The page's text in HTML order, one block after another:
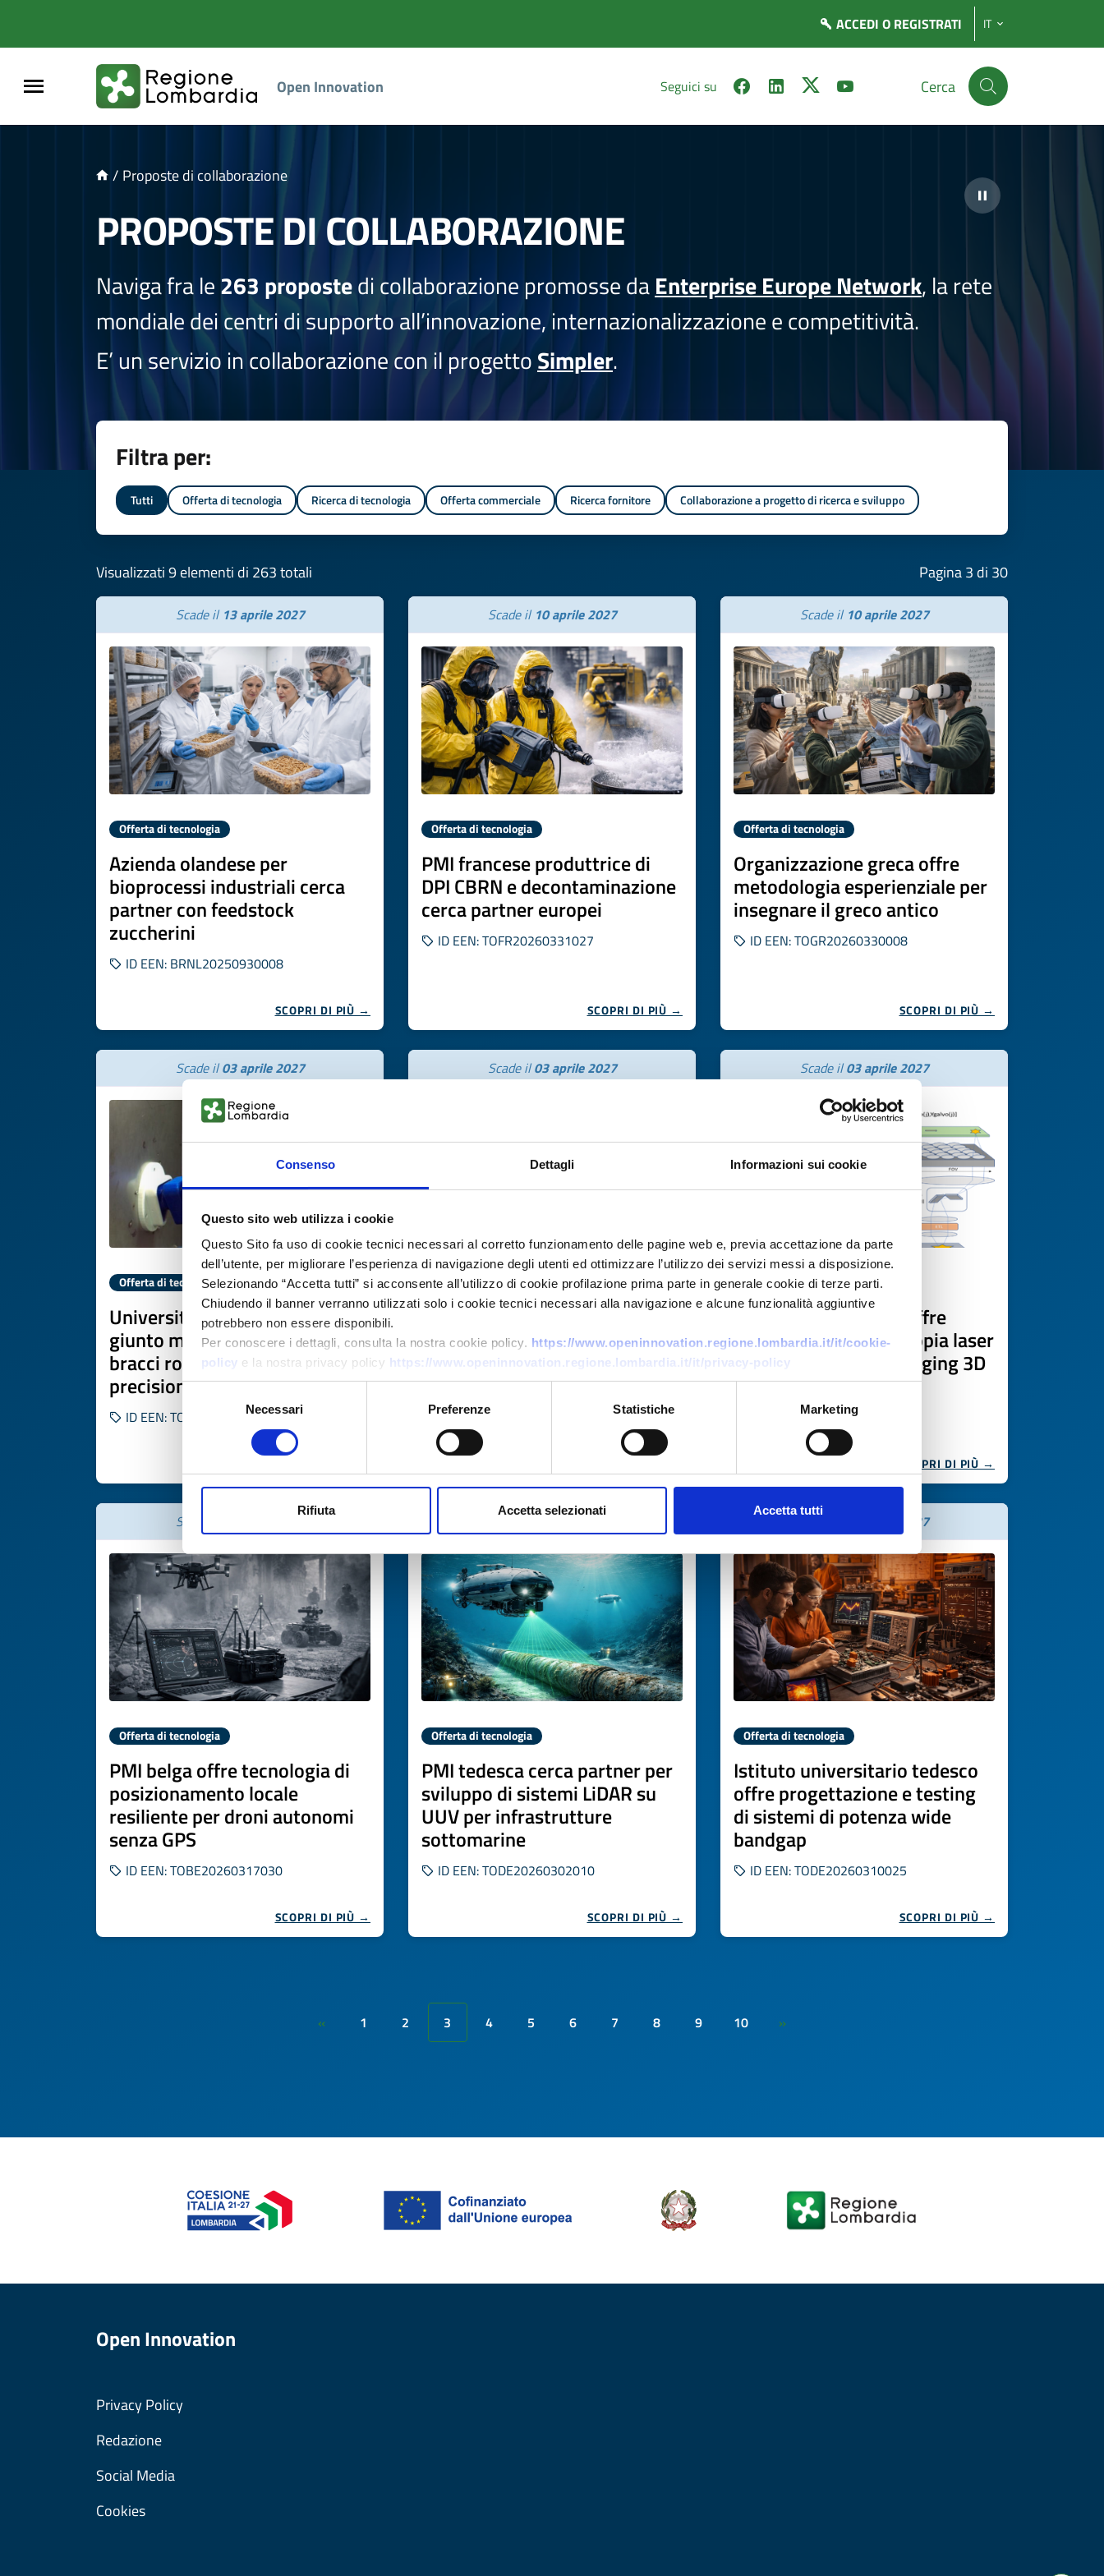
Consenso Dettagli Informazioni sui cookie
Questo sito web utilizza i cookie
Questo Sito fa uso di cookie tecnici necessari al corretto funzionamento delle pagine web e, previa accettazione da parte
dell’utente, per migliorare l’esperienza di navigazione degli utenti ed ottimizzare l’utilizzo dei servizi messi a disposizione.
Selezionando “Accetta tutti” si acconsente all’utilizzo di cookie profilazione prima parte in generale cookie di terze parti.
Chiudendo il banner verranno utilizzati solo i cookie tecnici necessari alla navigazione e alcune funzionalità aggiuntive
potrebbero non essere disponibili.
Per conoscere i dettagli, consulta la nostra cookie policy. https://www.openinnovation.regione.lombardia.it/it/cookie-
policy e la nostra privacy policy https://www.openinnovation.regione.lombardia.it/it/privacy-policy
Selezione
del
Necessari Preferenze Statistiche Marketing
Rifiuta Accetta selezionati Accetta tutti
ACCEDI O REGISTRATI IT
Open Innovation Seguici su Cerca
/ Proposte di collaborazione
PROPOSTE DI COLLABORAZIONE
Naviga fra le263 propostedi collaborazione promosse daEnterprise Europe Network, la rete
mondiale dei centri di supporto all’innovazione, internazionalizzazione e competitività.
E’ un servizio in collaborazione con il progettoSimpler.
Filtra per:
Tutti Offerta di tecnologia Ricerca di tecnologia Offerta commerciale Ricerca fornitore Collaborazione a progetto di ricerca e sviluppo
Visualizzati 9 elementi di 263 totali Pagina 3 di 30
Scade il 13 aprile 2027
Offerta di tecnologia
Azienda olandese per
bioprocessi industriali cerca
partner con feedstock
zuccherini
ID EEN: BRNL20250930008
SCOPRI DI PIÙ →
Scade il 10 aprile 2027
Offerta di tecnologia
PMI francese produttrice di
DPI CBRN e decontaminazione
cerca partner europei
ID EEN: TOFR20260331027
SCOPRI DI PIÙ →
Scade il 10 aprile 2027
Offerta di tecnologia
Organizzazione greca offre
metodologia esperienziale per
insegnare il greco antico
ID EEN: TOGR20260330008
SCOPRI DI PIÙ →
Scade il03 aprile 2027
Offerta di tecnologia
Università spagnola offre
giunto morbido modulare per
bracci robotici ad alta
precisione
ID EEN: TOES20260318017
Scade il03 aprile 2027
Offerta di tecnologia
Istituto di ricerca spagnolo
offre expertise in bioidrogeno
da syngas per Clean Hydrogen
JU
ID EEN: TOES20260316009
Scade il03 aprile 2027
Offerta di tecnologia
Università spagnola offre
tecnologia di microscopia laser
a foglio di luce per imaging 3D
biologico
ID EEN: TOES20260305015
SCOPRI DI PIÙ →
Scade il 02 aprile 2027
Offerta di tecnologia
PMI belga offre tecnologia di
posizionamento locale
resiliente per droni autonomi
senza GPS
ID EEN: TOBE20260317030
SCOPRI DI PIÙ →
Scade il02 aprile 2027
Offerta di tecnologia
PMI tedesca cerca partner per
sviluppo di sistemi LiDAR su
UUV per infrastrutture
sottomarine
ID EEN: TODE20260302010
SCOPRI DI PIÙ →
Scade il 02 aprile 2027
Offerta di tecnologia
Istituto universitario tedesco
offre progettazione e testing
di sistemi di potenza wide
bandgap
ID EEN: TODE20260310025
SCOPRI DI PIÙ →
« 1 2 3 4 5 6 7 8 9 10 »
Open Innovation
Privacy Policy
Redazione
Social Media
Cookies